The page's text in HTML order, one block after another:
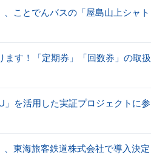
ことでんバスの「屋島山上シャト
ます！「定期券」「回数券」の取扱
を活用した実証プロジェクトに参
東海旅客鉄道株式会社で導入決定